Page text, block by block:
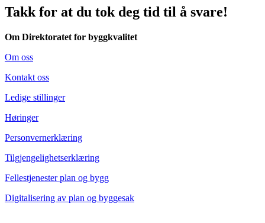
Takk for at du tok deg tid til å svare!
Om Direktoratet for byggkvalitet
Om oss
Kontakt oss
Ledige stillinger
Høringer
Personvernerklæring
Tilgjengelighetserklæring
Fellestjenester plan og bygg
Digitalisering av plan og byggesak